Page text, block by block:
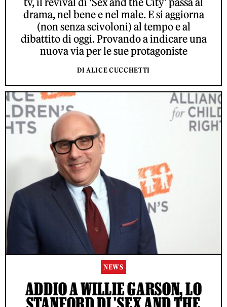
drama, nel bene e nel male. E si aggiorna
(non senza scivoloni) al tempo e al
dibattito di oggi. Provando a indicare una
nuova via per le sue protagoniste
DI ALICE CUCCHETTI
NEWS
ADDIO A WILLIE GARSON, LO